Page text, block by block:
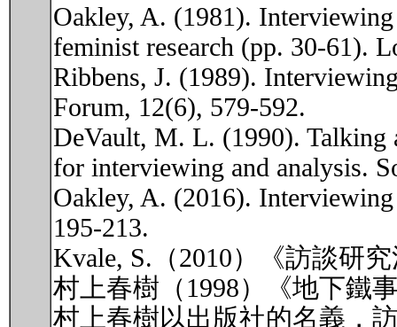
Oakley, A. (1981).
feminist research (pp. 30-61).
Ribbens, J. (1989).
Forum, 12(6), 579-592.
DeVault, M. L. (1990). Talking
for interviewing and analysis.
Oakley, A. (2016).
195-213.
Kvale, S.（2010）《訪談研
村上春樹（1998）《地下鐵
村上春樹以出版社的名義，